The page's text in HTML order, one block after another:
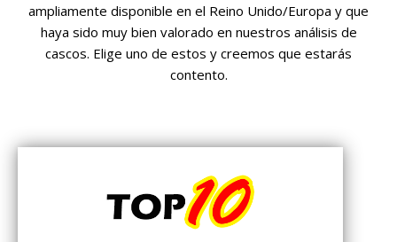
ampliamente disponible en el Reino Unido/Europa y que
haya sido muy bien valorado en nuestros análisis de
cascos. Elige uno de estos y creemos que estarás
contento.